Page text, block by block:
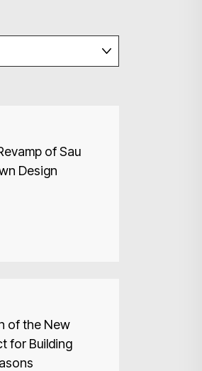
of Sau
Design
of the New
for Building